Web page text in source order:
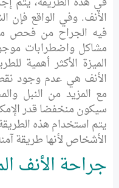
الأنف. وفي الواقع فإن
فيه الجراح من فحص
مشاكل واضطرابات
الميزة الأكثر أهمية
الأنف هي عدم وجود
مع المزيد من النبل
سيكون منخفضا قدر
يتم استخدام هذه
الأشخاص لأنها طريقة آمنة
جراحة الأنف